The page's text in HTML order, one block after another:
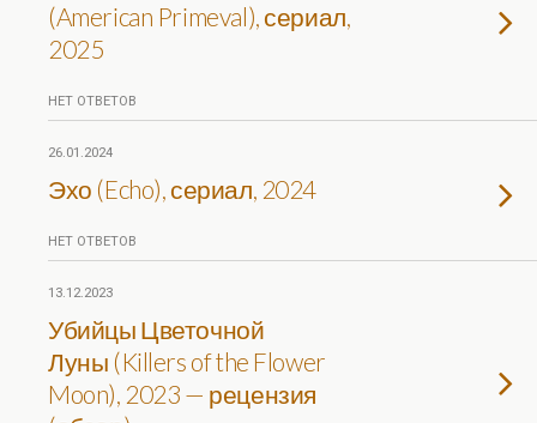
(American Primeval), сериал,
2025
НЕТ ОТВЕТОВ
26.01.2024
Эхо (Echo), сериал, 2024
НЕТ ОТВЕТОВ
13.12.2023
Убийцы Цветочной
Луны (Killers of the Flower
Moon), 2023 — рецензия